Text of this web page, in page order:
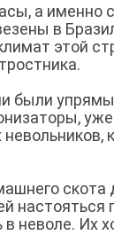
а именно
в
этой
были
скота
в неволе. Их